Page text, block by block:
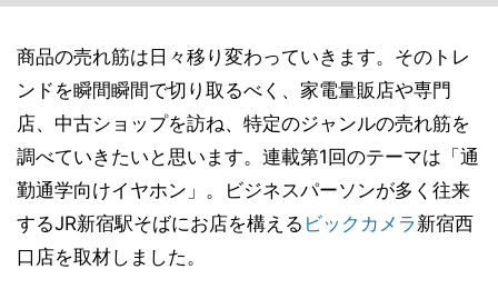
商品の売れ筋は日々移り変わっていきます。そのトレ
ンドを瞬間瞬間で切り取るべく、家電量販店や専門
店、中古ショップを訪ね、特定のジャンルの売れ筋を
調べていきたいと思います。連載第1回のテーマは「通
勤通学向けイヤホン」。ビジネスパーソンが多く往来
するJR新宿駅そばにお店を構える ビックカメラ 新宿西
口店を取材しました。